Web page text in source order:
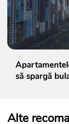
să spargă
Alte